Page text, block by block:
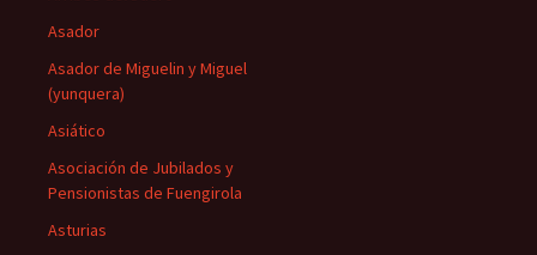
Asador
Asador de Miguelin y Miguel
(yunquera)
Asiático
Asociación de Jubilados y
Pensionistas de Fuengirola
Asturias